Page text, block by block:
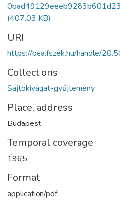
(407.03 KB)
URI
https://bea.fszek.hu/handle/
Collections
Sajtókivágat-gyűjtemény
Place, address
Budapest
Temporal coverage
1965
Format
application/pdf